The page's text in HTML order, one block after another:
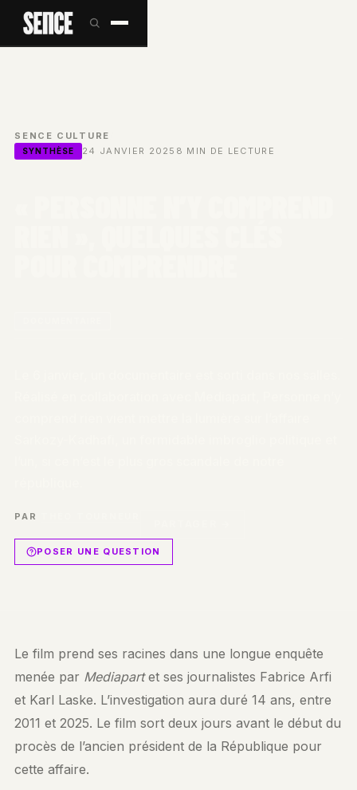
SENCE CULTURE
SYNTHÈSE 24 JANVIER 2025 8 MIN DE LECTURE
PAR
POSER UNE QUESTION
Le film prend ses racines dans une longue enquête
menée par Mediapartet ses journalistes Fabrice Arfi
et Karl Laske. L’investigation aura duré 14 ans, entre
2011 et 2025. Le film sort deux jours avant le début du
procès de l’ancien président de la République pour
cette affaire.